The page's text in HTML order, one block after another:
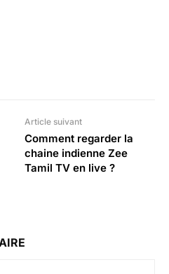
Article suivant
Comment regarder la
chaine indienne Zee
Tamil TV en live ?